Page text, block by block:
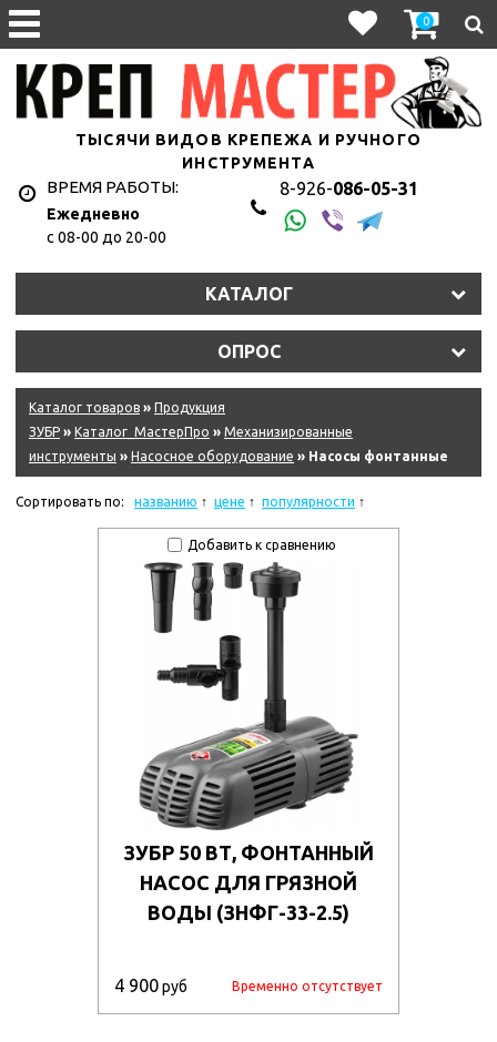
0
ТЫСЯЧИ ВИДОВ КРЕПЕЖА И РУЧНОГО
ИНСТРУМЕНТА
ВРЕМЯ РАБОТЫ:
Ежедневно
с 08-00 до 20-00
8-926-086-05-31
КАТАЛОГ
ОПРОС
Каталог товаров » Продукция
ЗУБР » Каталог_МастерПро » Механизированные
инструменты » Насосное оборудование » Насосы фонтанные
Сортировать по: названию цене популярности
Добавить к сравнению
ЗУБР 50 ВТ, ФОНТАННЫЙ
НАСОС ДЛЯ ГРЯЗНОЙ
ВОДЫ (ЗНФГ-33-2.5)
4 900руб Временно отсутствует